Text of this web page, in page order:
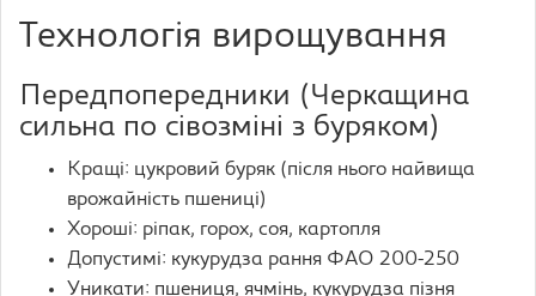
Технологія вирощування
Передпопередники (Черкащина
сильна по сівозміні з буряком)
Кращі: цукровий буряк (після нього найвища
врожайність пшениці)
Хороші: ріпак, горох, соя, картопля
Допустимі: кукурудза рання ФАО 200-250
Уникати: пшениця, ячмінь, кукурудза пізня